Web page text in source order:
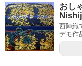
おし
西陣織
デモ作